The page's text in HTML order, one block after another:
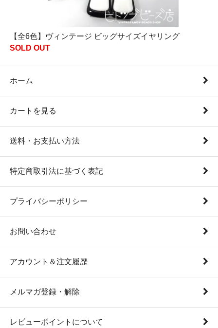
【全6色】ヴィンテージ ビッグサイズイヤリング
SOLD OUT
ホーム
カートを見る
送料・お支払い方法
特定商取引法に基づく表記
プライバシーポリシー
お問い合わせ
アカウント＆注文履歴
メルマガ登録・解除
レビューポイントについて